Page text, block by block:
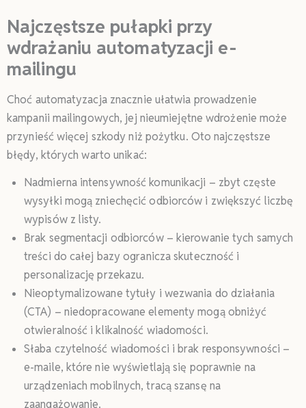
Najczęstsze pułapki przy
wdrażaniu automatyzacji e-
mailingu
Choć automatyzacja znacznie ułatwia prowadzenie
kampanii mailingowych, jej nieumiejętne wdrożenie może
przynieść więcej szkody niż pożytku. Oto najczęstsze
błędy, których warto unikać:
Nadmierna intensywność komunikacji – zbyt częste
wysyłki mogą zniechęcić odbiorców i zwiększyć liczbę
wypisów z listy.
Brak segmentacji odbiorców – kierowanie tych samych
treści do całej bazy ogranicza skuteczność i
personalizację przekazu.
Nieoptymalizowane tytuły i wezwania do działania
(CTA) – niedopracowane elementy mogą obniżyć
otwieralność i klikalność wiadomości.
Słaba czytelność wiadomości i brak responsywności –
e-maile, które nie wyświetlają się poprawnie na
urządzeniach mobilnych, tracą szansę na
zaangażowanie.